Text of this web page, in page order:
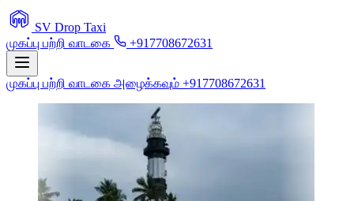
SV Drop Taxi
முகப்பு பற்றி வாடகை +917708672631
முகப்பு பற்றி வாடகை அழைக்கவும் +917708672631